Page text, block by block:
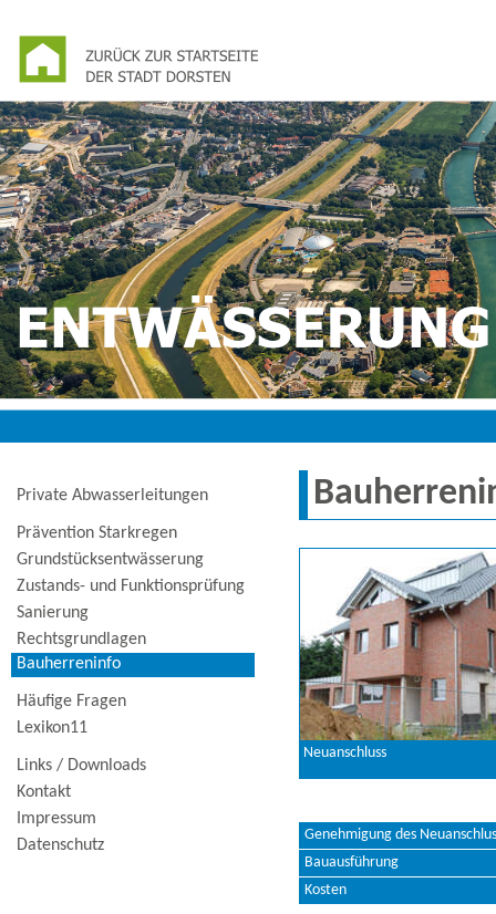
Private Abwasserleitungen
Prävention Starkregen
Grundstücksentwässerung
Zustands- und Funktionsprüfung
Sanierung
Rechtsgrundlagen
Bauherreninfo
Häufige Fragen
Lexikon11
Links / Downloads
Kontakt
Impressum
Datenschutz
Neuanschluss
Genehmigung des
Bauausführung
Kosten